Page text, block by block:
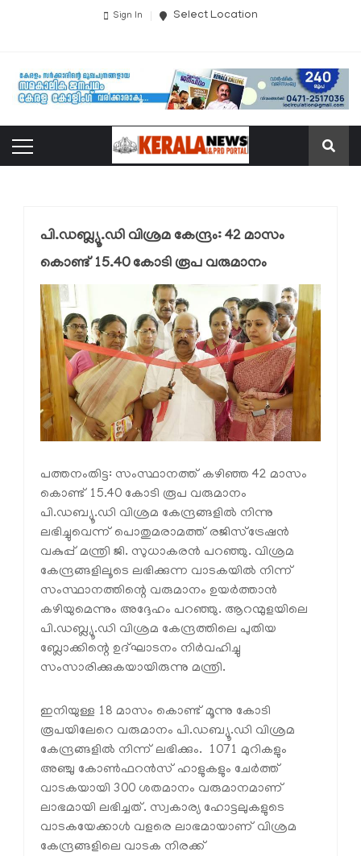
Sign In Select Location
പി.ഡബ്ല്യൂ.ഡി വിശ്രമ കേന്ദ്രം: 42 മാസം
കൊണ്ട് 15.40 കോടി രൂപ വരുമാനം
പത്തനംതിട്ട: സംസ്ഥാനത്ത് കഴിഞ്ഞ 42 മാസം
കൊണ്ട് 15.40 കോടി രൂപ വരുമാനം
പി.ഡബ്യൂ.ഡി വിശ്രമ കേന്ദ്രങ്ങളില്‍ നിന്നു
ലഭിച്ചുവെന്ന് പൊതുമരാമത്ത് രജിസ്‌ട്രേഷന്‍
വകുപ്പ് മന്ത്രി ജി. സുധാകരന്‍ പറഞ്ഞു. വിശ്രമ
കേന്ദ്രങ്ങളിലൂടെ ലഭിക്കുന്ന വാടകയില്‍ നിന്ന്
സംസ്ഥാനത്തിന്റെ വരുമാനം ഉയര്‍ത്താന്‍
കഴിയുമെന്നും അദ്ദേഹം പറഞ്ഞു. ആറന്മുളയിലെ
പി.ഡബ്ല്യൂ.ഡി വിശ്രമ കേന്ദ്രത്തിലെ പുതിയ
ബ്ലോക്കിന്റെ ഉദ്ഘാടനം നിര്‍വഹിച്ചു
സംസാരിക്കുകയായിരുന്നു മന്ത്രി.
ഇനിയുള്ള 18 മാസം കൊണ്ട് മൂന്നു കോടി
രൂപയിലേറെ വരുമാനം പി.ഡബ്യൂ.ഡി വിശ്രമ
കേന്ദ്രങ്ങളില്‍ നിന്ന് ലഭിക്കും. 1071 മുറികളും
അഞ്ചു കോണ്‍ഫറന്‍സ് ഹാളുകളും ചേര്‍ത്ത്
വാടകയായി 300 ശതമാനം വരുമാനമാണ്
ലാഭമായി ലഭിച്ചത്. സ്വകാര്യ ഹോട്ടലുകളുടെ
വാടകയേക്കാള്‍ വളരെ ലാഭമായാണ് വിശ്രമ
കേന്ദ്രങ്ങളിലെ വാടക നിരക്ക്